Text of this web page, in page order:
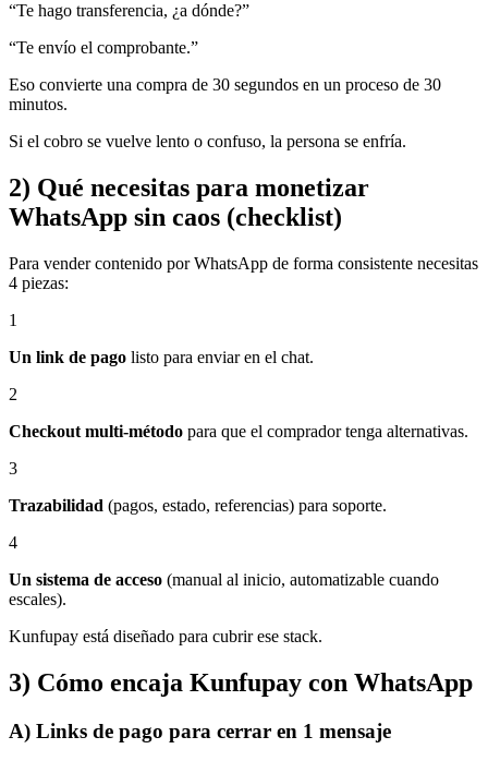
“Te hago transferencia, ¿a dónde?”
“Te envío el comprobante.”
Eso convierte una compra de 30 segundos en un proceso de 30
minutos.
Si el cobro se vuelve lento o confuso, la persona se enfría.
2) Qué necesitas para monetizar
WhatsApp sin caos (checklist)
Para vender contenido por WhatsApp de forma consistente necesitas
4 piezas:
1
Un link de pago listo para enviar en el chat.
2
Checkout multi-método para que el comprador tenga alternativas.
3
Trazabilidad (pagos, estado, referencias) para soporte.
4
Un sistema de acceso (manual al inicio, automatizable cuando
escales).
Kunfupay está diseñado para cubrir ese stack.
3) Cómo encaja Kunfupay con WhatsApp
A) Links de pago para cerrar en 1 mensaje